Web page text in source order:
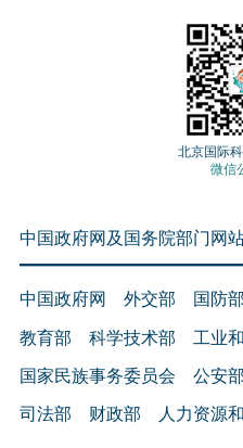
北京国际
微信
中国政府网及国务院部门网
中国政府网 外交部 国防部
教育部 科学技术部 工业
国家民族事务委员会 公安部
司法部 财政部 人力资源